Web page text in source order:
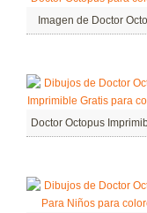
Imagen de Doctor